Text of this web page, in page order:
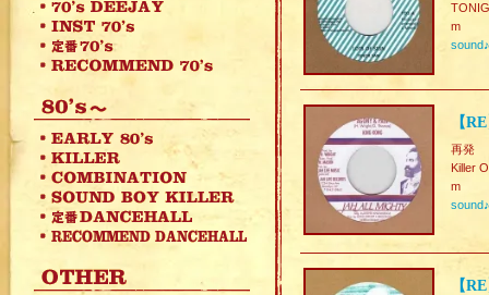
m
sound♪
【
再発
Killer
m
sound♪
【